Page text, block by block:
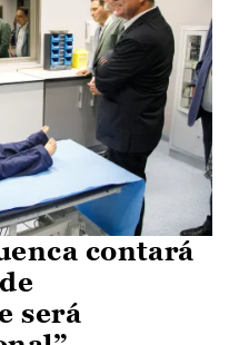
contará
será